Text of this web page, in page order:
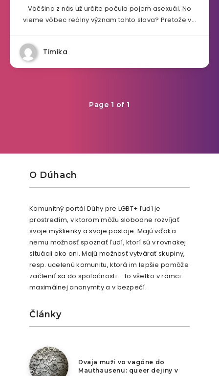
Väčšina z nás už určite počula pojem asexuál. No
vieme vôbec reálny význam tohto slova? Pretože v…
Timika
Page 1 of 1
O Dúhach
Komunitný portál Dúhy pre LGBT+ ľudí je
prostredím, v ktorom môžu slobodne rozvíjať
svoje myšlienky a svoje postoje. Majú vďaka
nemu možnosť spoznať ľudí, ktorí sú v rovnakej
situácii ako oni. Majú možnosť vytvárať skupiny,
resp. ucelenú komunitu, ktorá im lepšie pomôže
začleniť sa do spoločnosti – to všetko v rámci
maximálnej anonymity a v bezpečí.
Články
Dvaja muži vo vagóne do
Mauthausenu: queer dejiny v